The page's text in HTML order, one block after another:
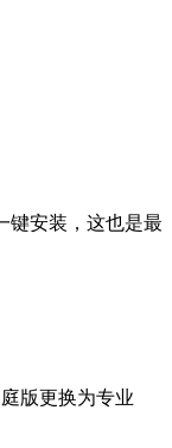
键安装，这也是最
版更换为专业